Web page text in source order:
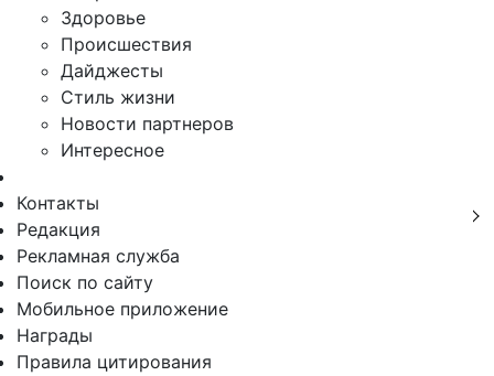
Здоровье
Происшествия
Дайджесты
Стиль жизни
Новости партнеров
Интересное
Контакты
Редакция
Рекламная служба
Поиск по сайту
Мобильное приложение
Награды
Правила цитирования